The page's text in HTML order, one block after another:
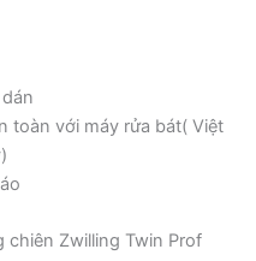
toàn với máy rửa bát( Việt
chiên Zwilling Twin Prof